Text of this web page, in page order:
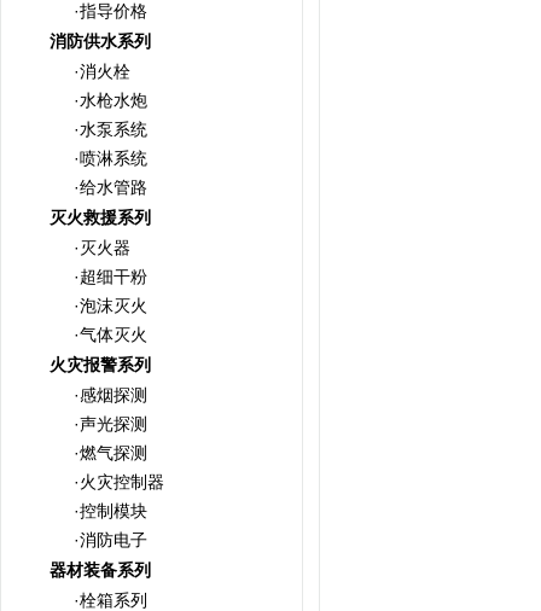
·指导价格
消防供水系列
·消火栓
·水枪水炮
·水泵系统
·喷淋系统
·给水管路
灭火救援系列
·灭火器
·超细干粉
·泡沫灭火
·气体灭火
火灾报警系列
·感烟探测
·声光探测
·燃气探测
·火灾控制器
·控制模块
·消防电子
器材装备系列
·栓箱系列